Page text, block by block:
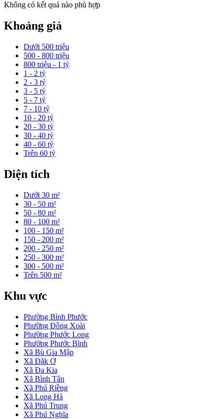
Không có kết quả nào phù hợp
Khoảng giá
Dưới 500 triệu
500 - 800 triệu
800 triệu - 1 tỷ
1 - 2 tỷ
2 - 3 tỷ
3 - 5 tỷ
5 - 7 tỷ
7 - 10 tỷ
10 - 20 tỷ
20 - 30 tỷ
30 - 40 tỷ
40 - 60 tỷ
Trên 60 tỷ
Diện tích
Dưới 30 m²
30 - 50 m²
50 - 80 m²
80 - 100 m²
100 - 150 m²
150 - 200 m²
200 - 250 m²
250 - 300 m²
300 - 500 m²
Trên 500 m²
Khu vực
Phường Bình Phước
Phường Đồng Xoài
Phường Phước Long
Phường Phước Bình
Xã Bù Gia Mập
Xã Đăk Ơ
Xã Đa Kia
Xã Bình Tân
Xã Phú Riềng
Xã Long Hà
Xã Phú Trung
Xã Phú Nghĩa